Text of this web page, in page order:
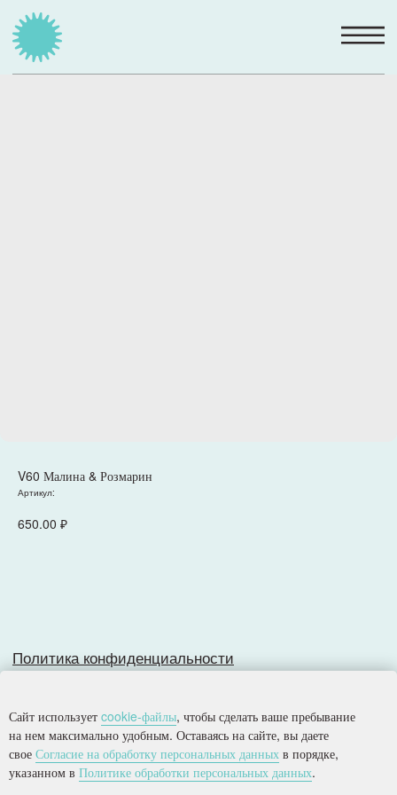
V60 Малина & Розмарин
Артикул:
650.00 ₽
Политика конфиденциальности
Согласие на обработку персональных данных
Разработка сайта
Сайт использует cookie-файлы, чтобы сделать ваше пребывание
на нем максимально удобным. Оставаясь на сайте, вы даете
свое Согласие на обработку персональных данных в порядке,
указанном в Политике обработки персональных данных.